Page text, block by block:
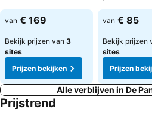
van € 169
Bekijk prijzen van 3
sites
Prijzen bekijken
van € 85
Bekijk prijzen
sites
Prijzen
Alle verblijven in De
Prijstrend